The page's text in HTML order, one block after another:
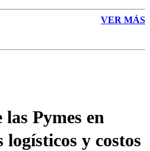
VER MÁS
Pymes en
logísticos y costos